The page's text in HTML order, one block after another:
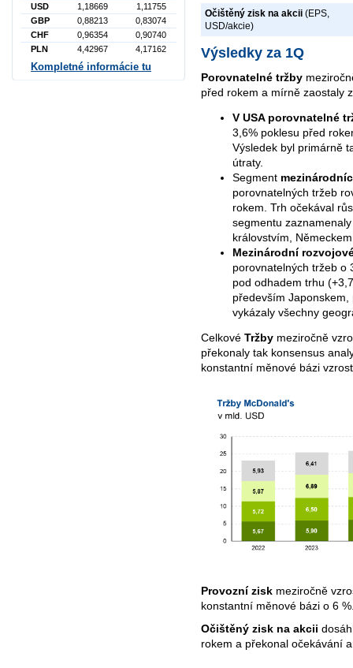
Očištěný zisk na akcii (EPS,
USD/akcie)
Výsledky za 1Q
Porovnatelné tržby
před rokem a mírně zaostaly
V USA porovnatelné
3,6% poklesu před
Výsledek byl primárně
útraty.
Segment
porovnatelných tržeb
rokem. Trh očekával
segmentu
královstvím,
Mezinárodní
porovnatelných tržeb o
pod odhadem trhu
především
vykázaly všechny
Celkové Tržby meziročně
překonaly tak konsensus
konstantní měnové bázi
Provozní zisk meziročně
konstantní měnové bázi o 6
Očištěný zisk na akcii
rokem a překonal očekávání
USD
1,18669
1,11755
GBP
0,88213
0,83074
CHF
0,96354
0,90740
PLN
4,42967 4,17162
Kompletné informácie tu